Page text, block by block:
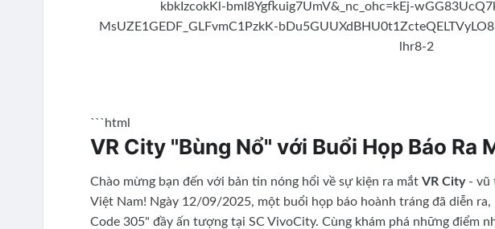
```html
VR City "Bùng Nổ" với Buổi Họp Báo Ra
Chào mừng bạn đến với bản tin nóng hổi về sự kiện ra mắt VR City- vũ
Việt Nam! Ngày 12/09/2025, một buổi họp báo hoành tráng đã diễn
Code 305" đầy ấn tượng tại SC VivoCity. Cùng khám phá những điểm